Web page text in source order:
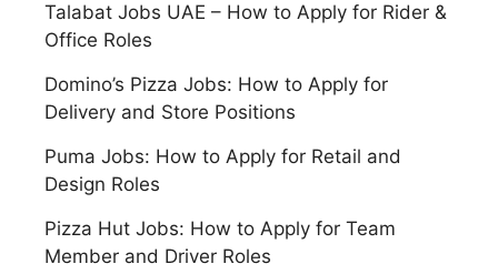
Talabat Jobs UAE – How to Apply for Rider &
Office Roles
Domino’s Pizza Jobs: How to Apply for
Delivery and Store Positions
Puma Jobs: How to Apply for Retail and
Design Roles
Pizza Hut Jobs: How to Apply for Team
Member and Driver Roles